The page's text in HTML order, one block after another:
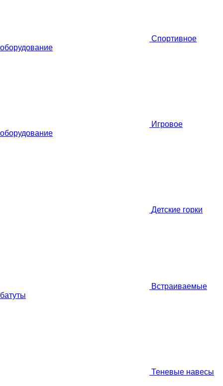
Спортивное
оборудование
Игровое
оборудование
Детские горки
Встраиваемые
батуты
Теневые навесы